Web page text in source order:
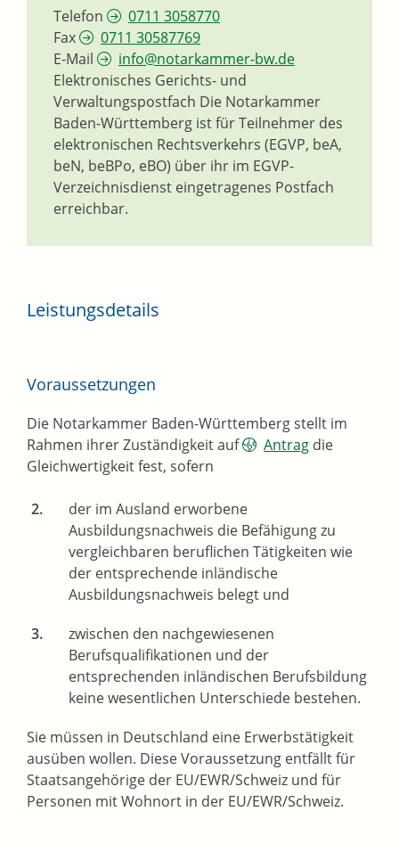
Telefon
0711 3058770
Fax
0711 30587769
E-Mail
info@notarkammer-bw.de
Elektronisches Gerichts- und
Verwaltungspostfach Die Notarkammer
Baden-Württemberg ist für Teilnehmer des
elektronischen Rechtsverkehrs (EGVP, beA,
beN, beBPo, eBO) über ihr im EGVP-
Verzeichnisdienst eingetragenes Postfach
erreichbar.
Leistungsdetails
Voraussetzungen
Die Notarkammer Baden-Württemberg stellt im
Rahmen ihrer Zuständigkeit auf
Antrag die
Gleichwertigkeit fest, sofern
der im Ausland erworbene
Ausbildungsnachweis die Befähigung zu
vergleichbaren beruflichen Tätigkeiten wie
der entsprechende inländische
Ausbildungsnachweis belegt und
zwischen den nachgewiesenen
Berufsqualifikationen und der
entsprechenden inländischen Berufsbildung
keine wesentlichen Unterschiede bestehen.
Sie müssen in Deutschland eine Erwerbstätigkeit
ausüben wollen. Diese Voraussetzung entfällt für
Staatsangehörige der EU/EWR/Schweiz und für
Personen mit Wohnort in der EU/EWR/Schweiz.